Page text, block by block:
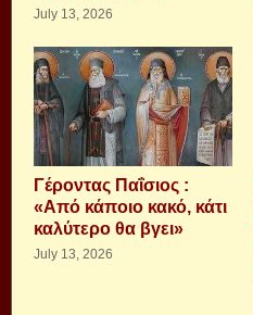
July 13, 2026
Γέροντας Παΐσιος :
«Από κάποιο κακό, κάτι
καλύτερο θα βγει»
July 13, 2026